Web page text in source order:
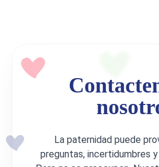
La paternidad puede
preguntas, incertidumbres